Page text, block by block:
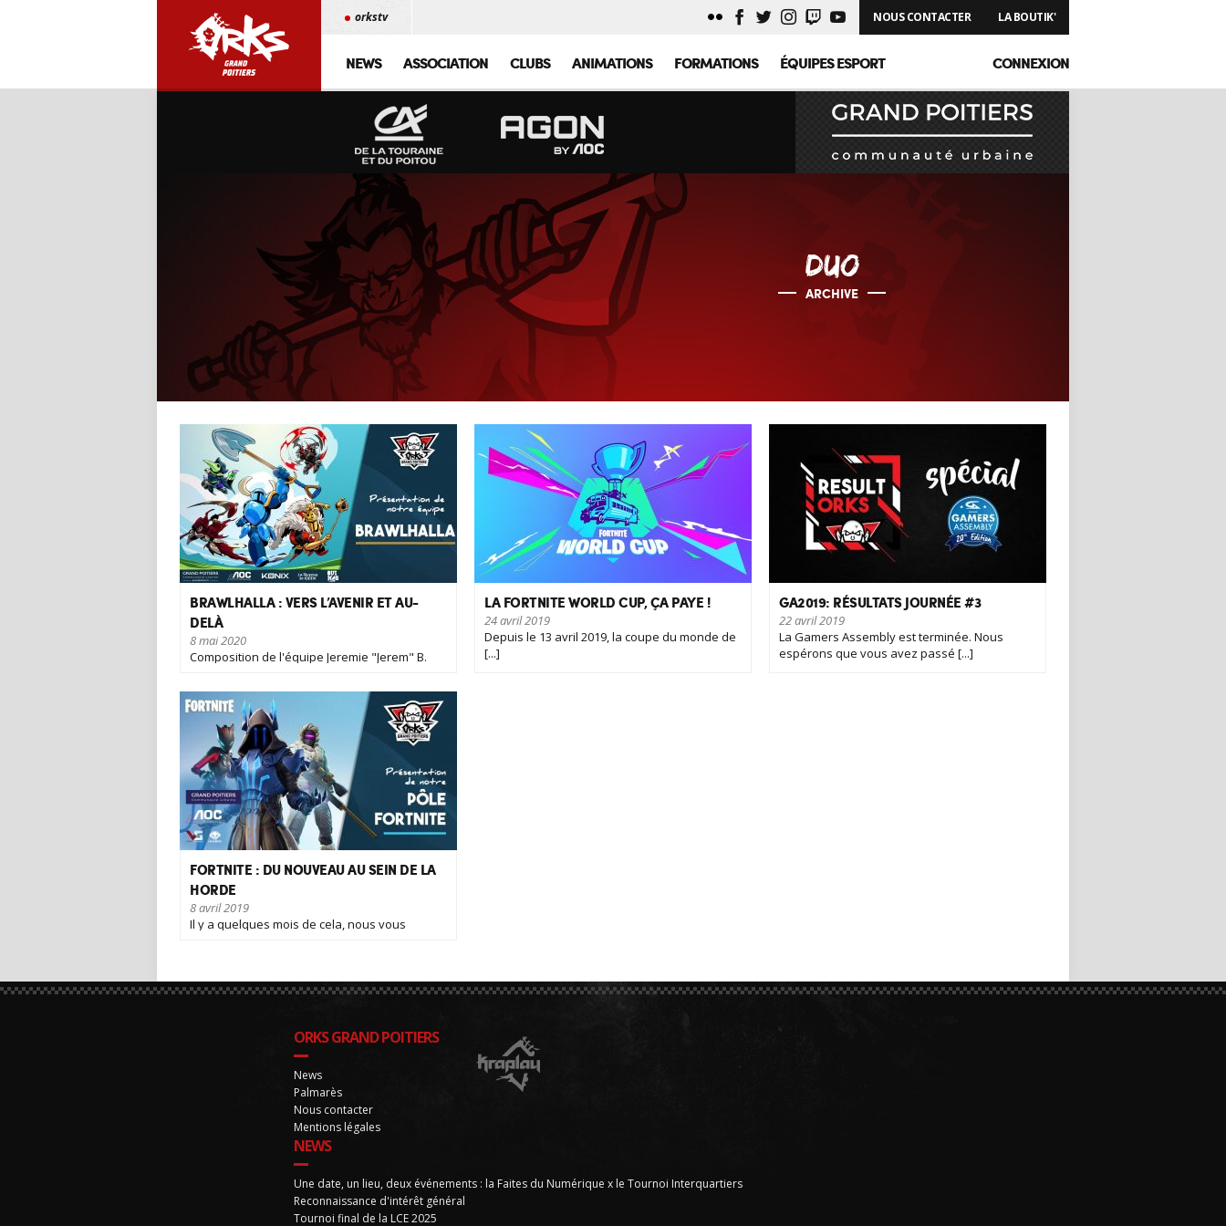
LA BOUTIK'
NOUS CONTACTER
orkstv
NEWS ASSOCIATION CLUBS ANIMATIONS FORMATIONS ÉQUIPES ESPORT CONNEXION
DUO
ARCHIVE
BRAWLHALLA : VERS L’AVENIR ET AU-
DELÀ
8 mai 2020
Composition de l'équipe Jeremie "Jerem" B.
LA FORTNITE WORLD CUP, ÇA PAYE !
24 avril 2019
Depuis le 13 avril 2019, la coupe du monde de
[...]
GA2019: RÉSULTATS JOURNÉE #3
22 avril 2019
La Gamers Assembly est terminée. Nous
espérons que vous avez passé [...]
FORTNITE : DU NOUVEAU AU SEIN DE LA
HORDE
8 avril 2019
Il y a quelques mois de cela, nous vous
ORKS GRAND POITIERS
News
Palmarès
Nous contacter
Mentions légales
NEWS
Une date, un lieu, deux événements : la Faites du Numérique x le Tournoi Interquartiers
Reconnaissance d'intérêt général
Tournoi final de la LCE 2025